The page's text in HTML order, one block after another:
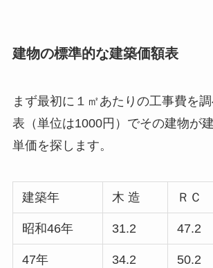
建物の標準的な建築価額表
まず最初に１㎡あたりの工事費を
表（単位は1000円）でその建物が
単価を探します。
建築年 木 造 ＲＣ
昭和46年 31.2 47.2
47年 34.2 50.2